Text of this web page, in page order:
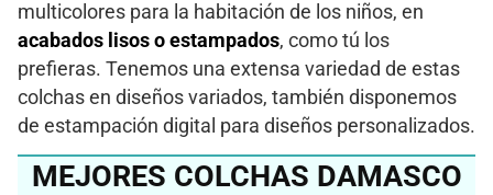
multicolores para la habitación de los niños, en
acabados lisos o estampados, como tú los
prefieras. Tenemos una extensa variedad de estas
colchas en diseños variados, también disponemos
de estampación digital para diseños personalizados.
MEJORES COLCHAS DAMASCO